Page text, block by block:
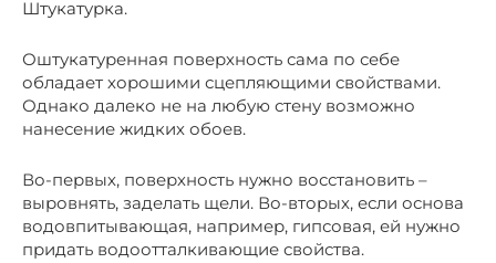
Штукатурка.
Оштукатуренная поверхность сама по себе
обладает хорошими сцепляющими свойствами.
Однако далеко не на любую стену возможно
нанесение жидких обоев.
Во-первых, поверхность нужно восстановить –
выровнять, заделать щели. Во-вторых, если основа
водовпитывающая, например, гипсовая, ей нужно
придать водоотталкивающие свойства.